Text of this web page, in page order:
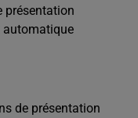
présentation
automatique
de présentation